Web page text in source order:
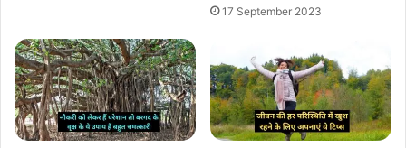
17 September 2023